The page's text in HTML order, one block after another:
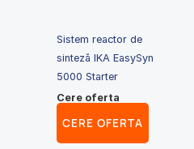
Sistem reactor de
sinteză IKA EasySyn
5000 Starter
Cere oferta
CERE OFERTA